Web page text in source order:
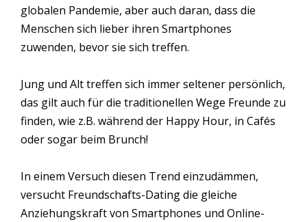
globalen Pandemie, aber auch daran, dass die
Menschen sich lieber ihren Smartphones
zuwenden, bevor sie sich treffen.
Jung und Alt treffen sich immer seltener persönlich,
das gilt auch für die traditionellen Wege Freunde zu
finden, wie z.B. während der Happy Hour, in Cafés
oder sogar beim Brunch!
In einem Versuch diesen Trend einzudämmen,
versucht Freundschafts-Dating die gleiche
Anziehungskraft von Smartphones und Online-